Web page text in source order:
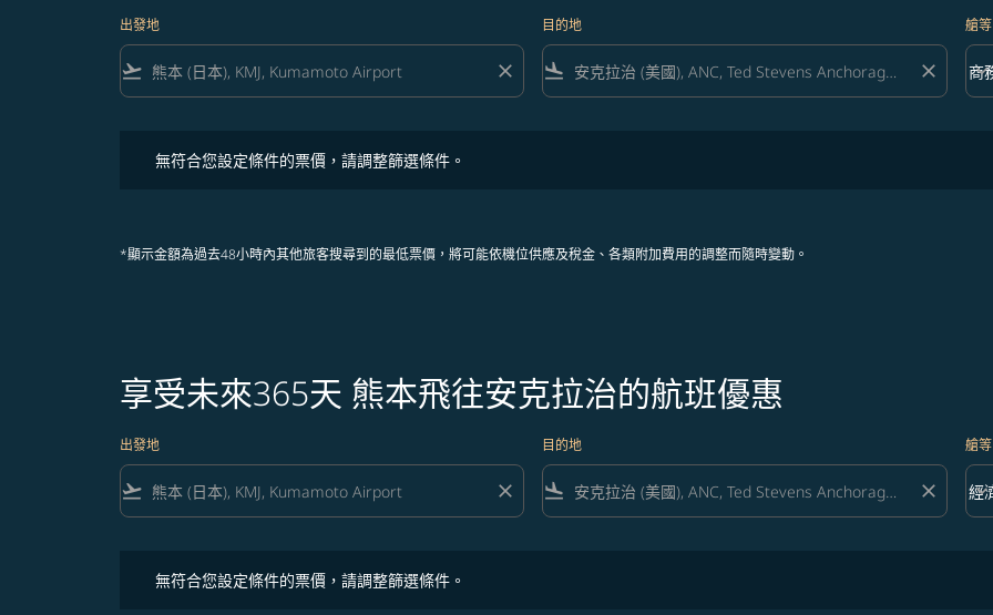
出發地
flight_takeoff close
目的地
flight_land close
艙等
艙
商
keyboard_arrow_down
無符合您設定條件的票價，請調整篩選條件。
*顯示金額為過去48小時內其他旅客搜尋到的最低票價，將可能依機位供應及稅金、各類附加費用的調整而隨時變動。
享受未來365天 熊本飛往安克拉治的航班優惠
出發地
flight_takeoff close
目的地
flight_land close
艙等
艙
經
keyboard_arrow_down
無符合您設定條件的票價，請調整篩選條件。